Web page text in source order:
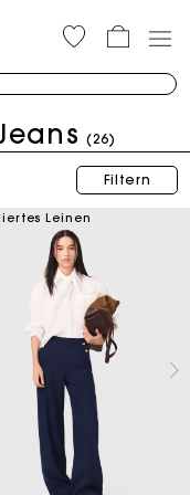
(26)
Filtern
Leinen